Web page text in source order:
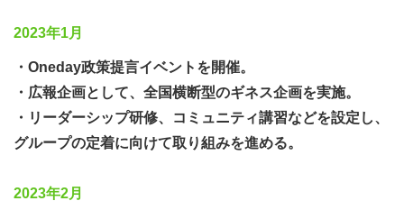
反映する仕組みを作る"キックオフフォーラム-11/26, 27@
全国開催）。
また、課題改善のためには、多くの人に届くことを目的と
した「政策提言」と、たった一人でも具体的な課題改善案
どを進めていきたいと考えています。これを社会のシステ
2023年1月
・Oneday政策提言イベントを開催。
・広報企画として、全国横断型のギネス企画を実施。
・リーダーシップ研修、コミュニティ講習などを設定し、
グループの定着に向けて取り組みを進める。
2023年2月